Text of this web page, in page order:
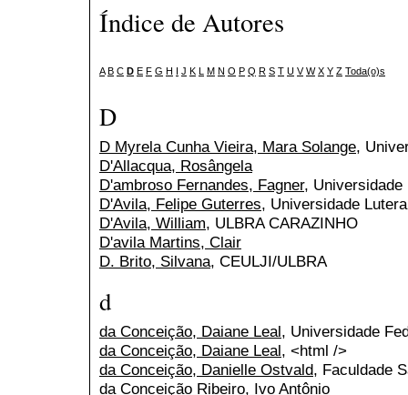
Índice de Autores
A B C D E F G H I J K L M N O P Q R S T U V W X Y Z Toda(o)s
D
D Myrela Cunha Vieira, Mara Solange,
D'Allacqua, Rosângela
D'ambroso Fernandes, Fagner, Universidade
D'Avila, Felipe Guterres, Universidade
D'Avila, William, ULBRA CARAZINHO
D'avila Martins, Clair
D. Brito, Silvana, CEULJI/ULBRA
d
da Conceição, Daiane Leal, Universidade
da Conceição, Daiane Leal, <html />
da Conceição, Danielle Ostvald, Faculdade
da Conceição Ribeiro, Ivo Antônio